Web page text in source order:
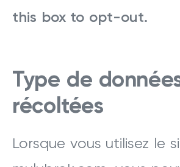
this box to opt-out.
Type de
récoltées
Lorsque vous utilisez le